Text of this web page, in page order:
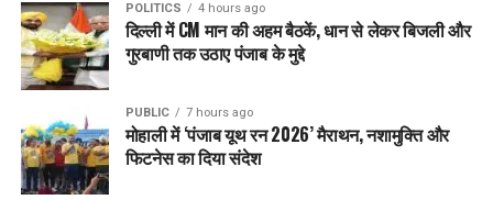
POLITICS 4 hours ago
दिल्ली में CM मान की अहम बैठकें, धान से लेकर बिजली और
गुरबाणी तक उठाए पंजाब के मुद्दे
PUBLIC 7 hours ago
मोहाली में ‘पंजाब यूथ रन 2026’ मैराथन, नशामुक्ति और
फिटनेस का दिया संदेश